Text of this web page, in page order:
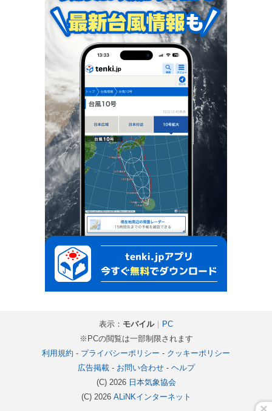
表示： モバイル｜
PC
※PCの閲覧は一部制限されます
利用規約 - プライバシーポリシー - クッキーポリシー
広告掲載- お問い合わせ- ヘルプ
(C) 2026 日本気象協会
(C) 2026 ALiNKインターネット